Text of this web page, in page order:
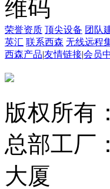
荣誉资质 顶尖设备 团队
英汇 联系西森 无线远程
西森产品|友情链接|会员
版权所有
总部工厂
大厦